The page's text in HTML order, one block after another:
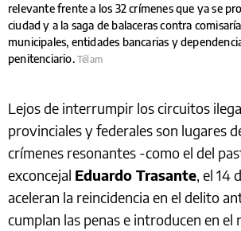
relevante frente a los 32 crímenes que ya se
ciudad y a la saga de balaceras contra
municipales, entidades bancarias y
penitenciario. Télam
Lejos de interrumpir los circuitos
provinciales y federales son lugares
crímenes resonantes -como el del
exconcejal Eduardo Trasante, el 14
aceleran la reincidencia en el delito
cumplan las penas e introducen en el